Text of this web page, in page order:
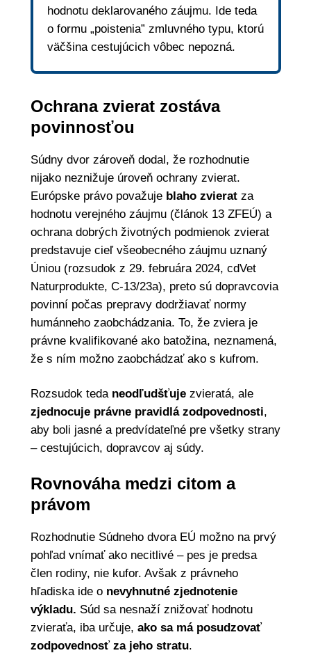
hodnotu deklarovaného záujmu. Ide teda
o formu „poistenia” zmluvného typu, ktorú
väčšina cestujúcich vôbec nepozná.
Ochrana zvierat zostáva
povinnosťou
Súdny dvor zároveň dodal, že rozhodnutie
nijako neznižuje úroveň ochrany zvierat.
Európske právo považuje blaho zvieratza
hodnotu verejného záujmu (článok 13 ZFEÚ) a
ochrana dobrých životných podmienok zvierat
predstavuje cieľ všeobecného záujmu uznaný
Úniou (rozsudok z 29. februára 2024, cdVet
Naturprodukte, C‑13/23a), preto sú dopravcovia
povinní počas prepravy dodržiavať normy
humánneho zaobchádzania. To, že zviera je
právne kvalifikované ako batožina, neznamená,
že s ním možno zaobchádzať ako s kufrom.
Rozsudok teda neodľudšťujezvieratá, ale
zjednocuje právne pravidlá zodpovednosti,
aby boli jasné a predvídateľné pre všetky strany
– cestujúcich, dopravcov aj súdy.
Rovnováha medzi citom a
právom
Rozhodnutie Súdneho dvora EÚ možno na prvý
pohľad vnímať ako necitlivé – pes je predsa
člen rodiny, nie kufor. Avšak z právneho
hľadiska ide o nevyhnutné zjednotenie
výkladu. Súd sa nesnaží znižovať hodnotu
zvieraťa, iba určuje, ako sa má posudzovať
zodpovednosť za jeho stratu.